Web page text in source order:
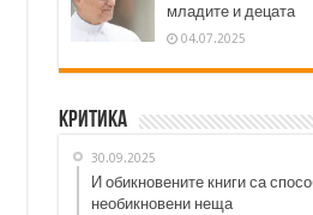
младите и децата
04.07.2025
Критика
30.09.2025
И обикновените книги са
необикновени неща